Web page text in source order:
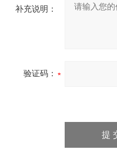
补充说明：
验证码：